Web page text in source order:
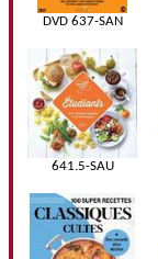
DVD 637-SAN
641.5-SAU